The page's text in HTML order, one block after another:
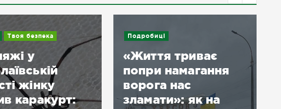
Подробиці
«Життя триває
попри намагання
ворога нас
зламати»: як на
Новини